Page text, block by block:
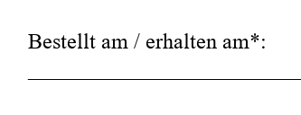
Bestellt am / erhalten am*: